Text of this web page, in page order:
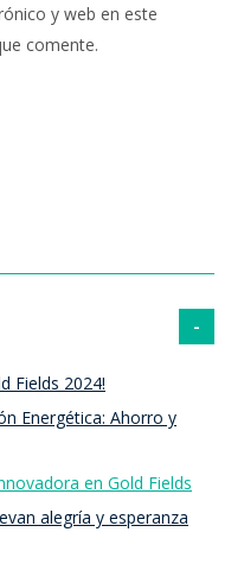
y web en este
comente.
Fields 2024!
Energética: Ahorro y
en Gold Fields
alegría y esperanza